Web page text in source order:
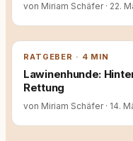
von Miriam Schäfer · 22.
RATGEBER · 4 MIN
Lawinenhunde:
Rettung
von Miriam Schäfer · 14.